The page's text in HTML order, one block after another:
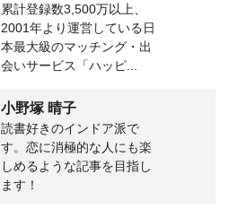
累計登録数3,500万以上、
2001年より運営している日
本最大級のマッチング・出
会いサービス「ハッピ...
小野塚 晴子
読書好きのインドア派で
す。恋に消極的な人にも楽
しめるような記事を目指し
ます！